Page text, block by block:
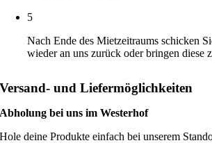
5
Nach Ende des Mietzeitraums schicken
wieder an uns zurück oder bringen diese
Versand- und Liefermöglichkeiten
Abholung bei uns im Westerhof
Hole deine Produkte einfach bei unserem